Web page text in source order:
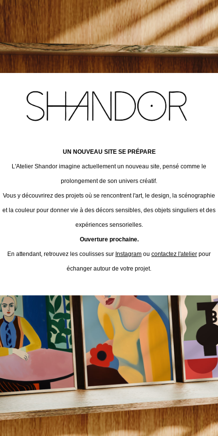
UN NOUVEAU SITE SE PRÉPARE
L'Atelier Shandor imagine actuellement un nouveau site, pensé comme le
prolongement de son univers créatif.
Vous y découvrirez des projets où se rencontrent l'art, le design, la scénographie
et la couleur pour donner vie à des décors sensibles, des objets singuliers et des
expériences sensorielles.
Ouverture prochaine.
En attendant, retrouvez les coulisses sur Instagram ou contactez l'atelier pour
échanger autour de votre projet.